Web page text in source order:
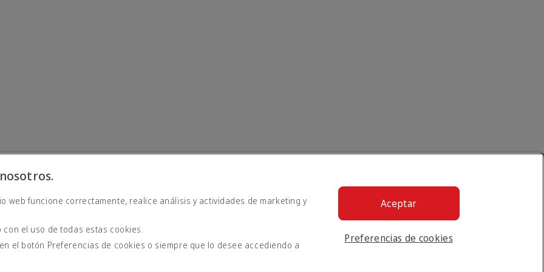
web funcione correctamente, realice análisis y actividades de marketing y
el uso de todas estas cookies.
el botón Preferencias de cookies o siempre que lo desee accediendo a
Preferencias de cookies
Aceptar